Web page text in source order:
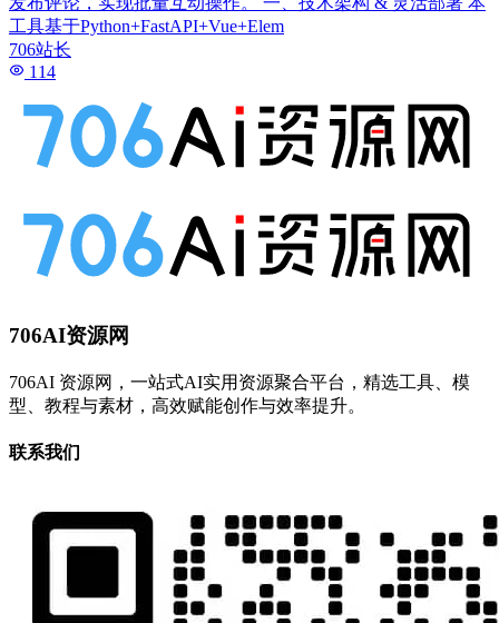
工具基于Python+FastAPI+Vue+Elem
706站长
114
706AI资源网
706AI 资源网，一站式AI实用资源聚合平台，精选工具、模
型、教程与素材，高效赋能创作与效率提升。
联系我们